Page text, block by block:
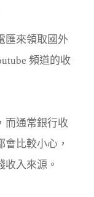
匯來領取國外
頻道的收
而通常銀行收
比較小心，
收入來源。